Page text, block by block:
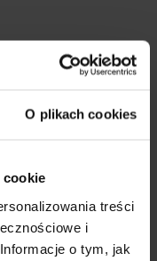
O plikach cookies
treści
i
o tym, jak